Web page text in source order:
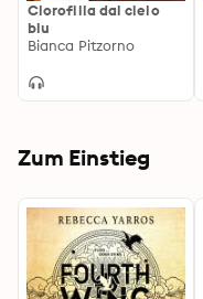
Clorofilla dal cielo
blu
Bianca Pitzorno
Zum Einstieg